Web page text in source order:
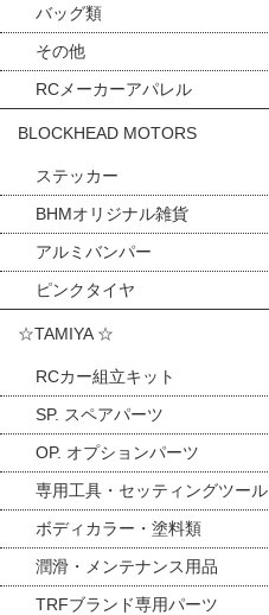
バッグ類
その他
RCメーカーアパレル
BLOCKHEAD MOTORS
ステッカー
BHMオリジナル雑貨
アルミバンパー
ピンクタイヤ
☆TAMIYA ☆
RCカー組立キット
SP. スペアパーツ
OP. オプションパーツ
専用工具・セッティングツール
ボディカラー・塗料類
潤滑・メンテナンス用品
TRFブランド専用パーツ